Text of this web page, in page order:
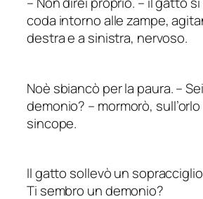
coda intorno alle zampe,
destra e a sinistra, nervoso.
Noè sbiancò per la paura.–
demonio? – mormorò,
sincope.
Il gatto sollevò un
Ti sembro un demonio?